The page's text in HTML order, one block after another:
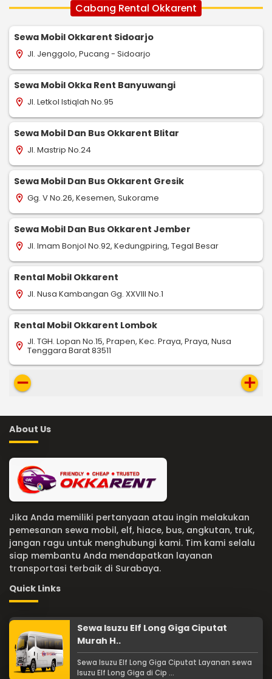
Cabang Rental Okkarent
Sewa Mobil Okkarent Sidoarjo
location_on Jl. Jenggolo, Pucang - Sidoarjo
Sewa Mobil Okka Rent Banyuwangi
location_on Jl. Letkol Istiqlah No.95
Sewa Mobil Dan Bus Okkarent Blitar
location_on Jl. Mastrip No.24
Sewa Mobil Dan Bus Okkarent Gresik
location_on Gg. V No.26, Kesemen, Sukorame
Sewa Mobil Dan Bus Okkarent Jember
location_on Jl. Imam Bonjol No.92, Kedungpiring, Tegal Besar
Rental Mobil Okkarent
location_on Jl. Nusa Kambangan Gg. XXVIII No.1
Rental Mobil Okkarent Lombok
location_on Jl. TGH. Lopan No.15, Prapen, Kec. Praya, Praya, Nusa
Tenggara Barat 83511
remove add
About Us
Jika Anda memiliki pertanyaan atau ingin melakukan
pemesanan sewa mobil, elf, hiace, bus, angkutan, truk,
jangan ragu untuk menghubungi kami. Tim kami selalu
siap membantu Anda mendapatkan layanan
transportasi terbaik di Surabaya.
Quick Links
Sewa Isuzu Elf Long Giga Ciputat
Murah H..
Sewa Isuzu Elf Long Giga Ciputat Layanan sewa
Isuzu Elf Long Giga di Cip ...